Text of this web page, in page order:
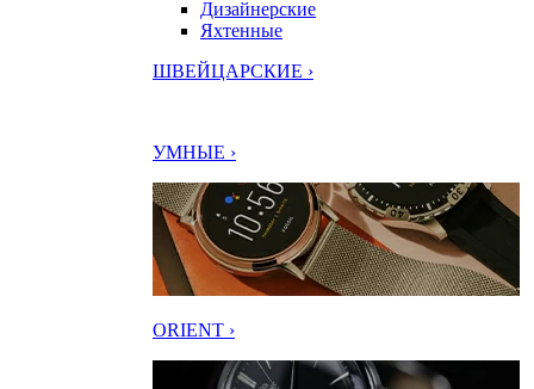
Дизайнерские
Яхтенные
ШВЕЙЦАРСКИЕ ›
УМНЫЕ ›
ORIENT ›